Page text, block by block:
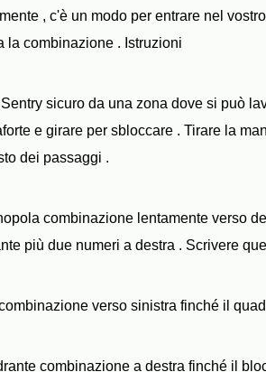
, c'è un modo per entrare nel
la combinazione . Istruzioni
sicuro da una zona dove si può
e girare per sbloccare . Tirare la
dei passaggi .
combinazione lentamente verso
più due numeri a destra . Scrivere
verso sinistra finché il
combinazione a destra finché il